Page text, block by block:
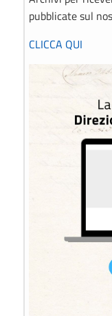
pubblicate sul
CLICCA QUI